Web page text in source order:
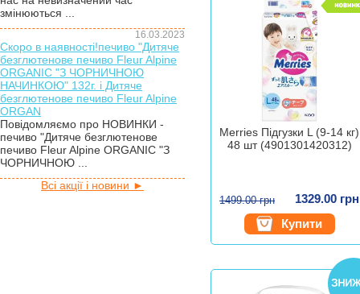
змінюються ...
16.03.2023
Скоро в наявності!печиво "Дитяче
безглютенове печиво Fleur Alpine
ORGANIC "З ЧОРНИЧНОЮ
НАЧИНКОЮ" 132г. і Дитяче
безглютенове печиво Fleur Alpine
ORGAN
Повідомляємо про НОВИНКИ -
печиво "Дитяче безглютенове
печиво Fleur Alpine ORGANIC "З
ЧОРНИЧНОЮ ...
Всі акції і новини ►
Merries Підгузки L (9-14 кг)
48 шт (4901301420312)
1499.00 грн
1329.00 грн
Купити